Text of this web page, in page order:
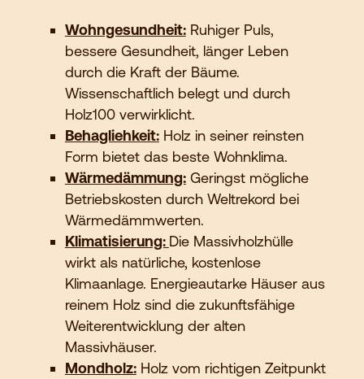
Wohngesundheit:Ruhiger Puls,
bessere Gesundheit, länger Leben
durch die Kraft der Bäume.
Wissenschaftlich belegt und durch
Holz100 verwirklicht.
Behagliehkeit:Holz in seiner reinsten
Form bietet das beste Wohnklima.
Wärmedämmung:Geringst mögliche
Betriebskosten durch Weltrekord bei
Wärmedämmwerten.
Klimatisierung: Die Massivholzhülle
wirkt als natürliche, kostenlose
Klimaanlage. Energieautarke Häuser aus
reinem Holz sind die zukunftsfähige
Weiterentwicklung der alten
Massivhäuser.
Mondholz:Holz vom richtigen Zeitpunkt